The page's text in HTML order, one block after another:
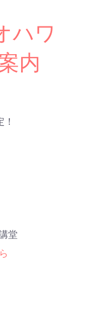
ハワ
内
堂